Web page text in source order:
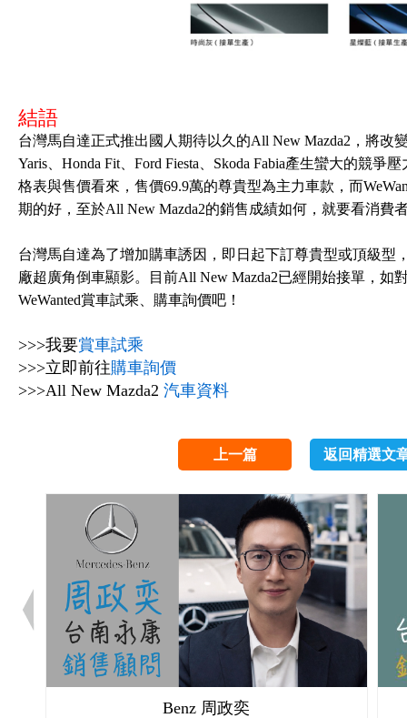
結語
台灣馬自達正式推出國人期待以久的All New Mazda2，將改
Yaris、Honda Fit、Ford Fiesta、Skoda Fabia產生蠻大的競
格表與售價看來，售價69.9萬的尊貴型為主力車款，而
期的好，至於All New Mazda2的銷售成績如何，就要看消費
台灣馬自達為了增加購車誘因，即日起下訂尊貴型或頂級型
廠超廣角倒車顯影。目前All New Mazda2已經開始接單，如
WeWanted賞車試乘、購車詢價吧！
>>>我要賞車試乘
>>>立即前往購車詢價
>>>All New Mazda2 汽車資料
上一篇 返回精選文
Benz 周政奕